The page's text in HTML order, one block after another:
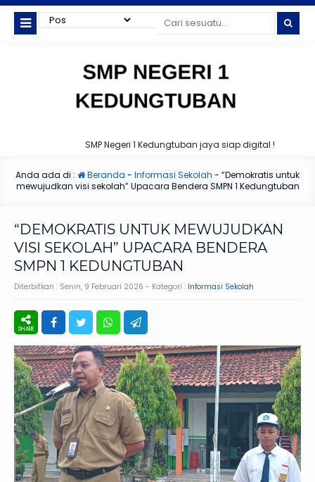
SMP Negeri 1 Kedungtuban jaya siap digital !
Anda ada di : Beranda - Informasi Sekolah - “Demokratis untuk
mewujudkan visi sekolah” Upacara Bendera SMPN 1 Kedungtuban
“DEMOKRATIS UNTUK MEWUJUDKAN
VISI SEKOLAH” UPACARA BENDERA
SMPN 1 KEDUNGTUBAN
Diterbitkan : Senin, 9 Februari 2026 - Kategori : Informasi Sekolah